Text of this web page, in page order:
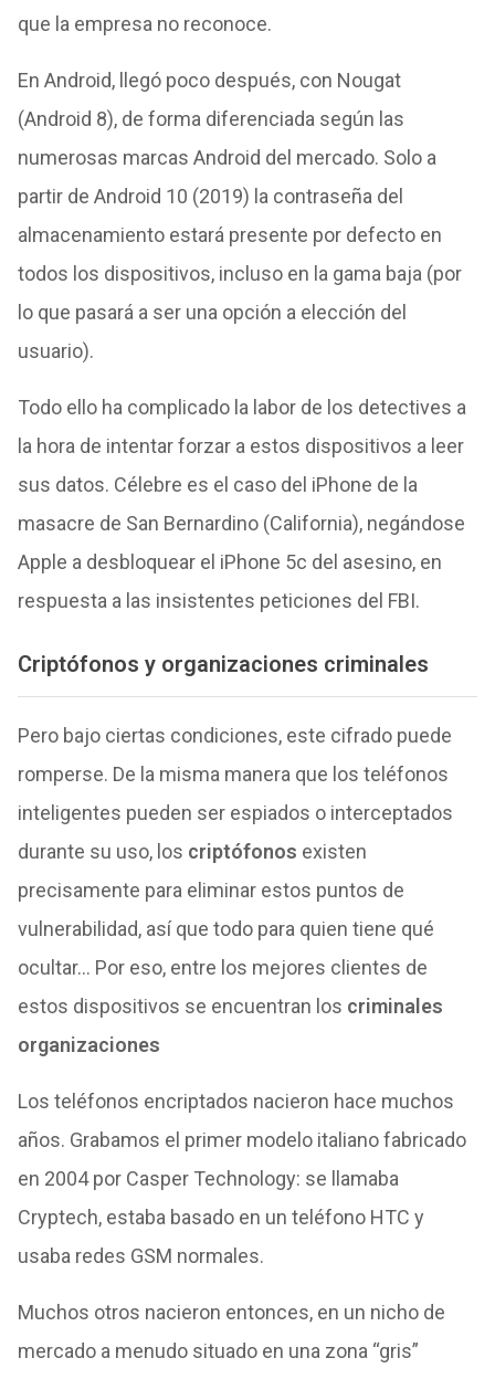
que la empresa no reconoce.
En Android, llegó poco después, con Nougat
(Android 8), de forma diferenciada según las
numerosas marcas Android del mercado. Solo a
partir de Android 10 (2019) la contraseña del
almacenamiento estará presente por defecto en
todos los dispositivos, incluso en la gama baja (por
lo que pasará a ser una opción a elección del
usuario).
Todo ello ha complicado la labor de los detectives a
la hora de intentar forzar a estos dispositivos a leer
sus datos. Célebre es el caso del iPhone de la
masacre de San Bernardino (California), negándose
Apple a desbloquear el iPhone 5c del asesino, en
respuesta a las insistentes peticiones del FBI.
Criptófonos y organizaciones criminales
Pero bajo ciertas condiciones, este cifrado puede
romperse. De la misma manera que los teléfonos
inteligentes pueden ser espiados o interceptados
durante su uso, los criptófonos existen
precisamente para eliminar estos puntos de
vulnerabilidad, así que todo para quien tiene qué
ocultar… Por eso, entre los mejores clientes de
estos dispositivos se encuentran los criminales
organizaciones
Los teléfonos encriptados nacieron hace muchos
años. Grabamos el primer modelo italiano fabricado
en 2004 por Casper Technology: se llamaba
Cryptech, estaba basado en un teléfono HTC y
usaba redes GSM normales.
Muchos otros nacieron entonces, en un nicho de
mercado a menudo situado en una zona “gris”